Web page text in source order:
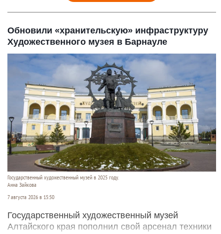
Обновили «хранительскую» инфраструктуру
Художественного музея в Барнауле
Государственный художественный музей в 2025 году.
Анна Зайкова
7 августа 2026 в 15:50
Государственный художественный музей
Алтайского края пополнил свой арсенал техники